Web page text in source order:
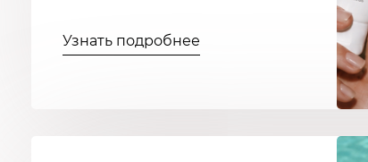
Узнать подробнее